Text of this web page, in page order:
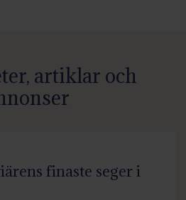
artiklar och
finaste seger i